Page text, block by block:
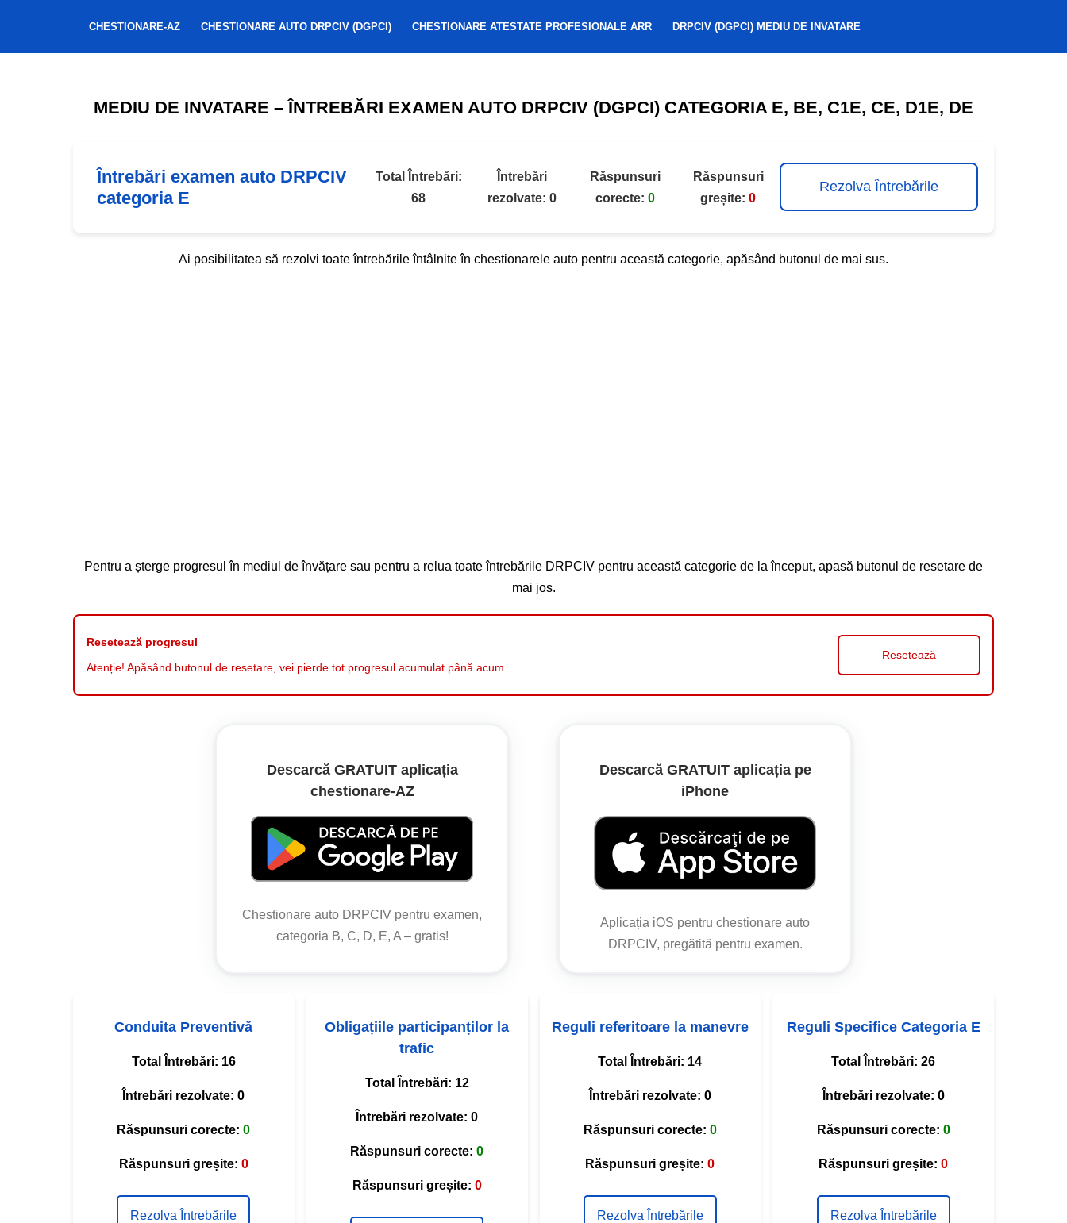
CHESTIONARE-AZ CHESTIONARE AUTO DRPCIV (DGPCI) CHESTIONARE ATESTATE PROFESIONALE ARR DRPCIV (DGPCI) MEDIU DE INVATARE
MEDIU DE INVATARE – ÎNTREBĂRI EXAMEN AUTO DRPCIV (DGPCI) CATEGORIA E, BE, C1E, CE, D1E, DE
Întrebări examen auto DRPCIV
categoria E
Total Întrebări:
68
Întrebări
rezolvate: 0
Răspunsuri
corecte: 0
Răspunsuri
greșite: 0
Rezolva Întrebările
Ai posibilitatea să rezolvi toate întrebările întâlnite în chestionarele auto pentru această categorie, apăsând butonul de mai sus.
Pentru a șterge progresul în mediul de învățare sau pentru a relua toate întrebările DRPCIV pentru această categorie de la început, apasă butonul de resetare de
mai jos.
Resetează progresul
Atenție! Apăsând butonul de resetare, vei pierde tot progresul acumulat până acum.
Resetează
Descarcă GRATUIT aplicația
chestionare‑AZ
Chestionare auto DRPCIV pentru examen,
categoria B, C, D, E, A – gratis!
Descarcă GRATUIT aplicația pe
iPhone
Aplicația iOS pentru chestionare auto
DRPCIV, pregătită pentru examen.
Conduita Preventivă
Total Întrebări: 16
Întrebări rezolvate: 0
Răspunsuri corecte: 0
Răspunsuri greșite: 0
Rezolva Întrebările
Obligațiile participanților la
trafic
Total Întrebări: 12
Întrebări rezolvate: 0
Răspunsuri corecte: 0
Răspunsuri greșite: 0
Reguli referitoare la manevre
Total Întrebări: 14
Întrebări rezolvate: 0
Răspunsuri corecte: 0
Răspunsuri greșite: 0
Rezolva Întrebările
Reguli Specifice Categoria E
Total Întrebări: 26
Întrebări rezolvate: 0
Răspunsuri corecte: 0
Răspunsuri greșite: 0
Rezolva Întrebările